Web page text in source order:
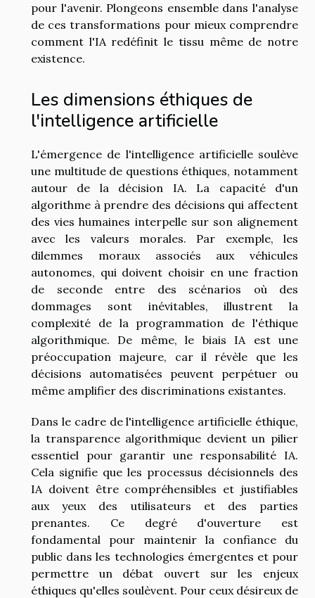
pour l'avenir. Plongeons ensemble dans l'analyse
de ces transformations pour mieux comprendre
comment l'IA redéfinit le tissu même de notre
existence.
Les dimensions éthiques de
l'intelligence artificielle
L'émergence de l'intelligence artificielle soulève
une multitude de questions éthiques, notamment
autour de la décision IA. La capacité d'un
algorithme à prendre des décisions qui affectent
des vies humaines interpelle sur son alignement
avec les valeurs morales. Par exemple, les
dilemmes moraux associés aux véhicules
autonomes, qui doivent choisir en une fraction
de seconde entre des scénarios où des
dommages sont inévitables, illustrent la
complexité de la programmation de l'éthique
algorithmique. De même, le biais IA est une
préoccupation majeure, car il révèle que les
décisions automatisées peuvent perpétuer ou
même amplifier des discriminations existantes.
Dans le cadre de l'intelligence artificielle éthique,
la transparence algorithmique devient un pilier
essentiel pour garantir une responsabilité IA.
Cela signifie que les processus décisionnels des
IA doivent être compréhensibles et justifiables
aux yeux des utilisateurs et des parties
prenantes. Ce degré d'ouverture est
fondamental pour maintenir la confiance du
public dans les technologies émergentes et pour
permettre un débat ouvert sur les enjeux
éthiques qu'elles soulèvent. Pour ceux désireux de